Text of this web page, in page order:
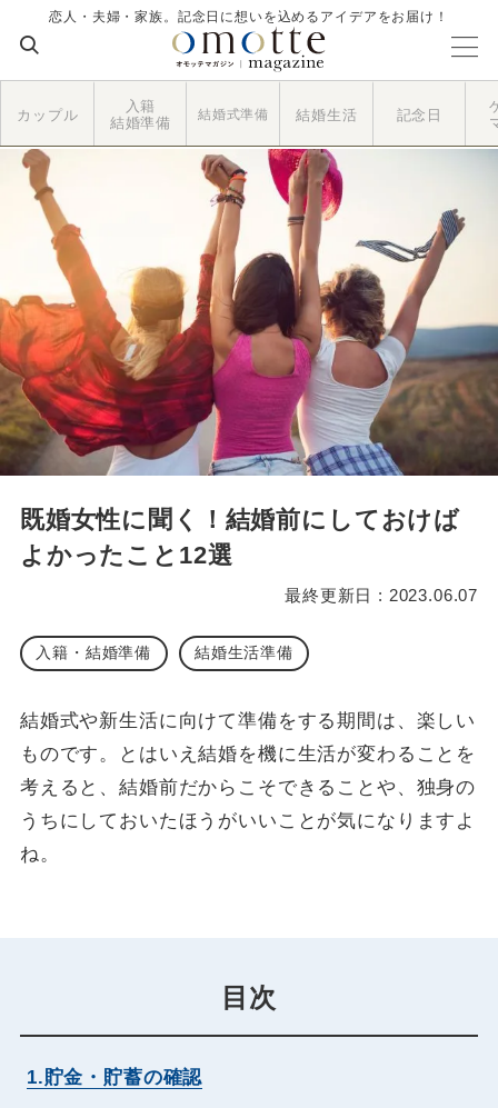
恋人・夫婦・家族。記念日に想いを込めるアイデアをお届け！
カップル
入籍
結婚準備
結婚式準備 結婚生活 記念日
既婚女性に聞く！結婚前にしておけば
よかったこと12選
最終更新日 : 2023.06.07
入籍・結婚準備 結婚生活準備
結婚式や新生活に向けて準備をする期間は、楽しい
ものです。とはいえ結婚を機に生活が変わることを
考えると、結婚前だからこそできることや、独身の
うちにしておいたほうがいいことが気になりますよ
ね。
目次
1.貯金・貯蓄の確認